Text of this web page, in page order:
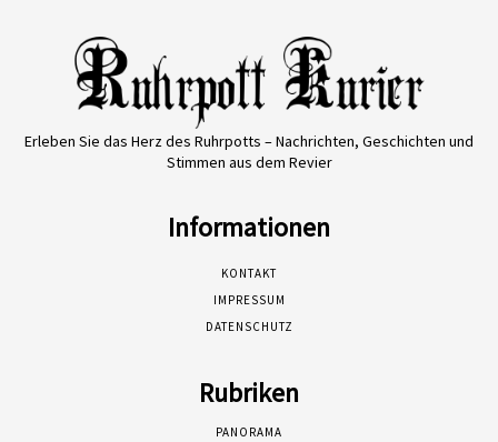
Erleben Sie das Herz des Ruhrpotts – Nachrichten, Geschichten und
Stimmen aus dem Revier
Informationen
KONTAKT
IMPRESSUM
DATENSCHUTZ
Rubriken
PANORAMA